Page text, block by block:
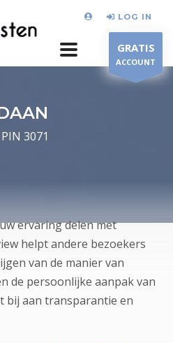
LOG IN
GRATIS
ACCOUNT
3071
ervaring delen met
helpt andere bezoekers
van de manier van
de persoonlijke aanpak van
bij aan transparantie en